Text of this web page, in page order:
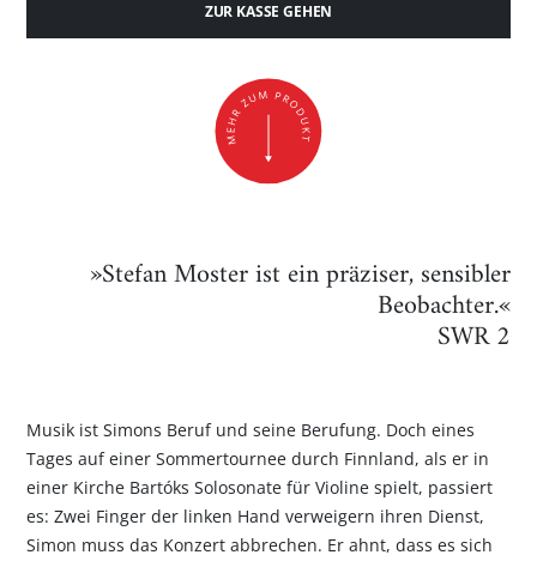
ZUR KASSE GEHEN
»Stefan Moster ist ein präziser, sensibler
Beobachter.«
SWR 2
Musik ist Simons Beruf und seine Berufung. Doch eines
Tages auf einer Sommertournee durch Finnland, als er in
einer Kirche Bartóks Solosonate für Violine spielt, passiert
es: Zwei Finger der linken Hand verweigern ihren Dienst,
Simon muss das Konzert abbrechen. Er ahnt, dass es sich